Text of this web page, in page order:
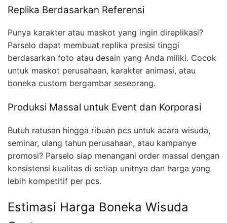
Replika Berdasarkan Referensi
Punya karakter atau maskot yang ingin direplikasi?
Parselo dapat membuat replika presisi tinggi
berdasarkan foto atau desain yang Anda miliki. Cocok
untuk maskot perusahaan, karakter animasi, atau
boneka custom bergambar seseorang.
Produksi Massal untuk Event dan Korporasi
Butuh ratusan hingga ribuan pcs untuk acara wisuda,
seminar, ulang tahun perusahaan, atau kampanye
promosi? Parselo siap menangani order massal dengan
konsistensi kualitas di setiap unitnya dan harga yang
lebih kompetitif per pcs.
Estimasi Harga Boneka Wisuda